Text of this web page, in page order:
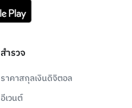
สำรวจ
ราคาสกุลเงินดิจิตอล
อีเวนต์